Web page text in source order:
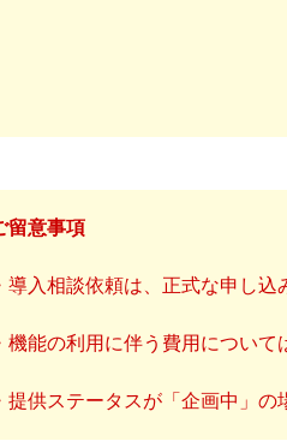
留意事項
導入相談依頼は、正式な申し
機能の利用に伴う費用につい
提供ステータスが「企画中」